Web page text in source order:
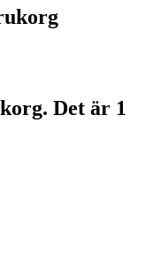
Det är 1